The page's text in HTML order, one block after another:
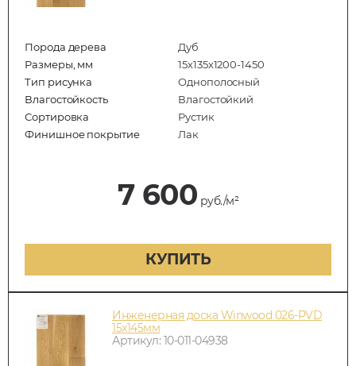
Порода дерева
Дуб
Размеры, мм
15х135х1200-1450
Тип рисунка
Однополосный
Влагостойкость
Влагостойкий
Сортировка
Рустик
Финишное покрытие
Лак
7 600 руб./м²
КУПИТЬ
Инженерная доска Winwood 026-PVD
15х145мм
Артикул: 10-011-04938